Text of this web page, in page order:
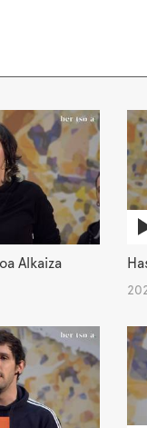
Alkaiza